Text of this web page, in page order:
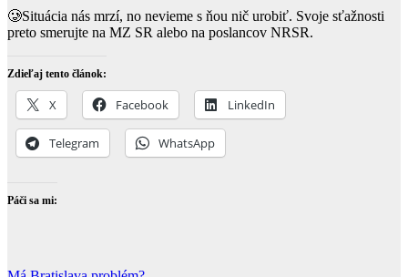
🥲Situácia nás mrzí, no nevieme s ňou nič urobiť. Svoje sťažnosti
preto smerujte na MZ SR alebo na poslancov NRSR.
Zdieľaj tento článok:
X Facebook LinkedIn
Telegram WhatsApp
Páči sa mi: